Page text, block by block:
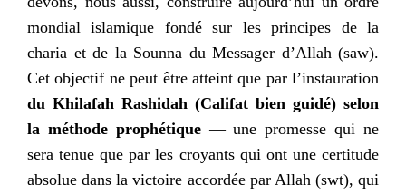
mondial islamique fondé sur les principes de la
charia et de la Sounna du Messager d’Allah (saw).
Cet objectif ne peut être atteint que par l’instauration
du Khilafah Rashidah (Califat bien guidé) selon
la méthode prophétique— une promesse qui ne
sera tenue que par les croyants qui ont une certitude
absolue dans la victoire accordée par Allah (swt), qui